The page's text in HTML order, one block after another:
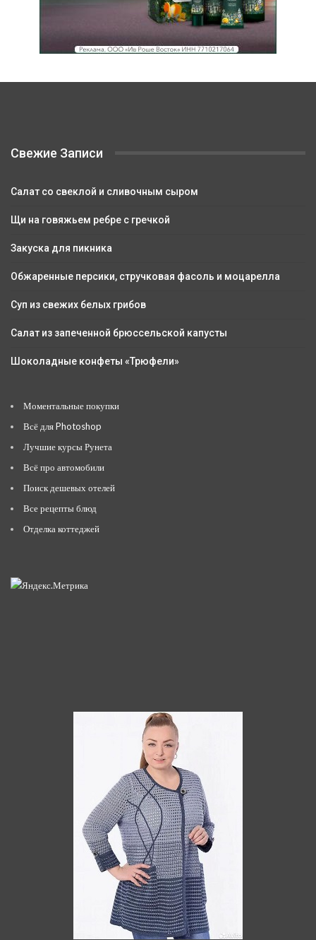
Свежие Записи
Салат со свеклой и сливочным сыром
Щи на говяжьем ребре с гречкой
Закуска для пикника
Обжаренные персики, стручковая фасоль и моцарелла
Суп из свежих белых грибов
Салат из запеченной брюссельской капусты
Шоколадные конфеты «Трюфели»
Моментальные покупки
Всё для Photoshop
Лучшие курсы Рунета
Всё про автомобили
Поиск дешевых отелей
Все рецепты блюд
Отделка коттеджей